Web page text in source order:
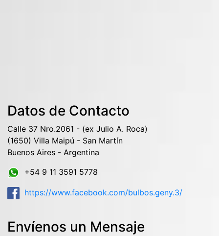
Datos de Contacto
Calle 37 Nro.2061 - (ex Julio A. Roca)
(1650) Villa Maipú - San Martín
Buenos Aires - Argentina
+54 9 11 3591 5778
https://www.facebook.com/bulbos.geny.3/
Envíenos un Mensaje